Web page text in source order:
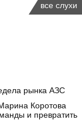
все слухи
рынка АЗС
Коротова
и превратить